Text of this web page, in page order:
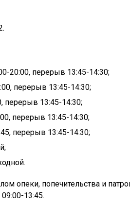
20:00, перерыв 13:45-14:30;
перерыв 13:45-14:30;
перерыв 13:45-14:30;
перерыв 13:45-14:30;
перерыв 13:45-14:30;
опеки, попечительства и
13:45.